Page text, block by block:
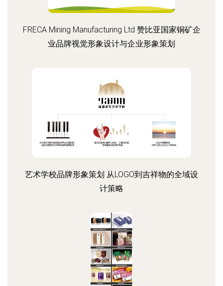
FRECA Mining Manufacturing Ltd 赞比亚国家铜矿企
业品牌视觉形象设计与企业形象策划
艺术学校品牌形象策划 从LOGO到吉祥物的全域设
计策略